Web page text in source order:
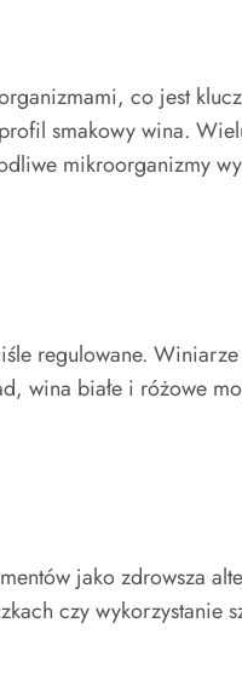
co jest
smakowy wina.
mikroorganizmy
regulowane.
wina białe i różowe
jako zdrowsza
czy wykorzystanie